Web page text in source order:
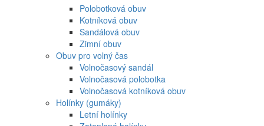
Polobotková obuv
Kotníková obuv
Sandálová obuv
Zimní obuv
Obuv pro volný čas
Volnočasový sandál
Volnočasová polobotka
Volnočasová kotníková obuv
Holínky (gumáky)
Letní holínky